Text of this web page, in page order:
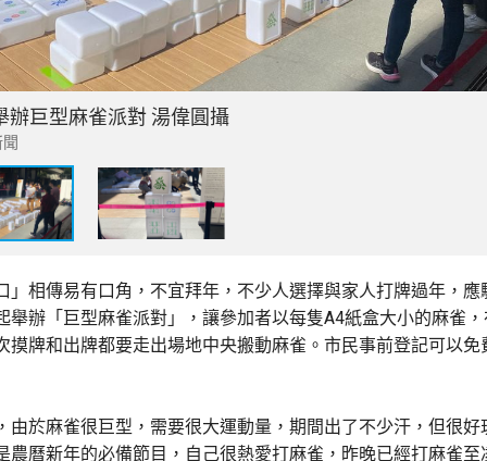
辦巨型麻雀派對 湯偉圓攝
」相傳易有口角，不宜拜年，不少人選擇與家人打牌過年，應
舉辦「巨型麻雀派對」，讓參加者以每隻A4紙盒大小的麻雀
摸牌和出牌都要走出場地中央搬動麻雀。市民事前登記可以免
由於麻雀很巨型，需要很大運動量，期間出了不少汗，但很好
農曆新年的必備節目，自己很熱愛打麻雀，昨晚已經打麻雀至